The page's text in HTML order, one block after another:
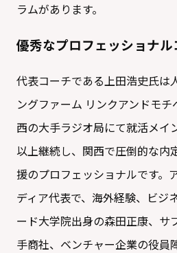
ラムがあります。
優秀なプロフェッショナル
代表コーチである上田浩史氏は
ングファーム リンクアンドモ
西の大手ラジオ局にて就活メイ
以上継続し、関西で圧倒的な内
援のプロフェッショナルです。
ディア代表で、海外経験、ビジ
ード大学院出身の森田正康、サ
手商社、ベンチャー企業の役員